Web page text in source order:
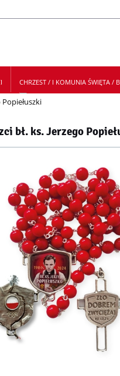
CHRZEST / I KOMUNIA ŚWIĘTA /
Popiełuszki
bł. ks. Jerzego